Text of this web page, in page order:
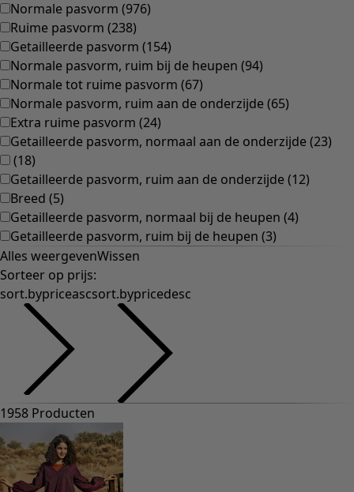
Normale pasvorm (976)
Ruime pasvorm (238)
Getailleerde pasvorm (154)
Normale pasvorm, ruim bij de heupen (94)
Normale tot ruime pasvorm (67)
Normale pasvorm, ruim aan de onderzijde (65)
Extra ruime pasvorm (24)
Getailleerde pasvorm, normaal aan de onderzijde (23)
(18)
Getailleerde pasvorm, ruim aan de onderzijde (12)
Breed (5)
Getailleerde pasvorm, normaal bij de heupen (4)
Getailleerde pasvorm, ruim bij de heupen (3)
Alles weergevenWissen
Sorteer op prijs:
sort.bypriceascsort.bypricedesc
1958 Producten